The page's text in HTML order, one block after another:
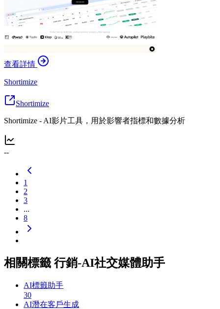
查看詳情
Shortimize
Shortimize
Shortimize - AI影片工具，用於影響者指標和數據分析
--
1
2
3
...
8
相關標籤 行銷-AI社交媒體助手
AI標籤助手
30
AI潛在客戶生成